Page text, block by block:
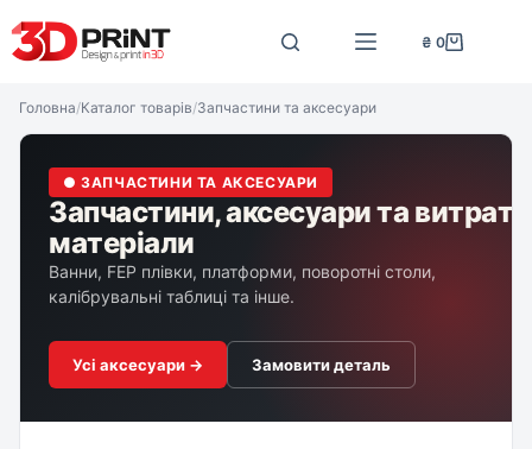
до
вмісту
Кошик
₴ 0
Головна/Каталог товарів/Запчастини та аксесуари
● ЗАПЧАСТИНИ ТА АКСЕСУАРИ
Запчастини, аксесуари та
матеріали
Ванни, FEP плівки, платформи, поворотні столи,
калібрувальні таблиці та інше.
Усі аксесуари → Замовити деталь